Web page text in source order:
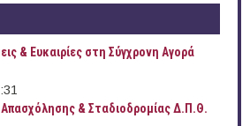
& Ευκαιρίες στη Σύγχρονη Αγορά
& Σταδιοδρομίας Δ.Π.Θ.